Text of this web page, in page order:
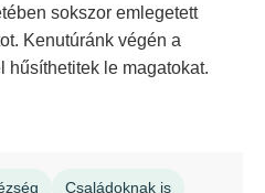
sokszor emlegetett
Kenutúránk végén a
hűsíthetitek le magatokat.
Családoknak is